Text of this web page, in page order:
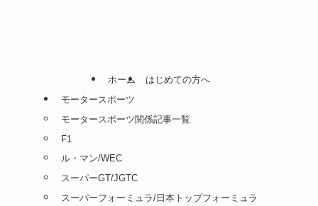
ホーム
はじめての方へ
モータースポーツ
モータースポーツ関係記事一覧
F1
ル・マン/WEC
スーパーGT/JGTC
スーパーフォーミュラ/日本トップフォーミュラ